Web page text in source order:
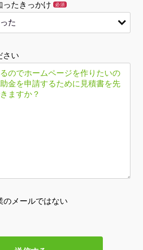
ったきっかけ 必須
さい
のメールではない